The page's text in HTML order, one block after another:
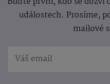
událostech. Prosíme,
mailové